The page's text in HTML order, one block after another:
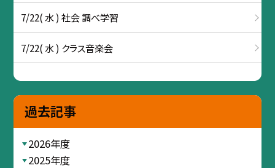
7/22( 水 ) 社会 調べ学習
7/22( 水 ) クラス音楽会
過去記事
2026年度
2025年度